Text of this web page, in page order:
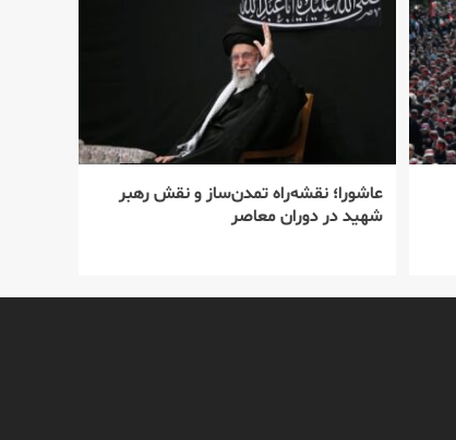
عاشورا؛ نقشه‌راه تمدن‌ساز و نقش رهبر
شهید در دوران معاصر